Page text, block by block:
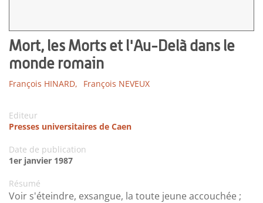
Mort, les Morts et l'Au-Delà dans le
monde romain
François HINARD, François NEVEUX
Editeur
Presses universitaires de Caen
Date de publication
1er janvier 1987
Résumé
Voir s'éteindre, exsangue, la toute jeune accouchée ;